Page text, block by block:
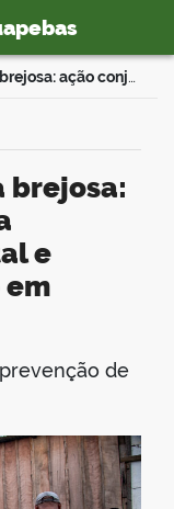
Reintegração de área brejosa: ação conjunta reforça preservação ambiental e ordenamento urbano em Parauapebas
e
de